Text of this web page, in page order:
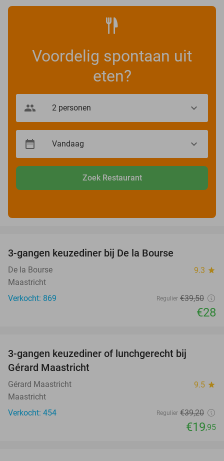
Voordelig spontaan uit
eten?
Zoek Restaurant
3-gangen keuzediner bij De la Bourse
De la Bourse 9.3 star
Maastricht
Verkocht: 869
Regulier €39,50
€28
3-gangen keuzediner of lunchgerecht bij
Gérard Maastricht
Gérard Maastricht 9.5 star
Maastricht
Verkocht: 454
Regulier €39,20
€19,95